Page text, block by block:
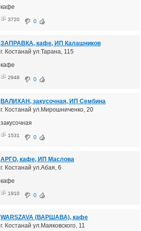
кафе
3720 0
ЗАПРАВКА, кафе, ИП Калашников
г. Костанай ул.Тарана, 115
кафе
2948 0
ВАЛИХАН, закусочная, ИП Сембина
г. Костанай ул.Мирошниченко, 20
закусочная
1531 0
АРГО, кафе, ИП Маслова
г. Костанай ул.Абая, 6
кафе
1910 0
WARSZAVA (ВАРШАВА), кафе
г. Костанай ул.Маяковского, 11